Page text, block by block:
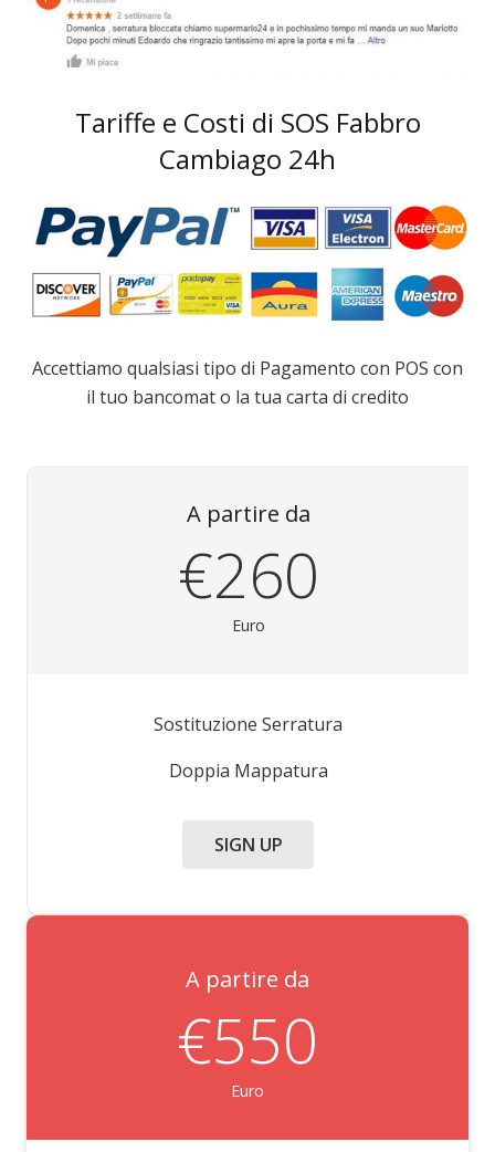
Tariffe e Costi di SOS Fabbro
Cambiago 24h
Accettiamo qualsiasi tipo di Pagamento con POS con
il tuo bancomat o la tua carta di credito
A partire da
€260
Euro
Sostituzione Serratura
Doppia Mappatura
SIGN UP
A partire da
€550
Euro